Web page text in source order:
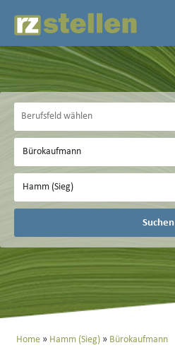
Suchen
Home Hamm (Sieg) Bürokaufmann